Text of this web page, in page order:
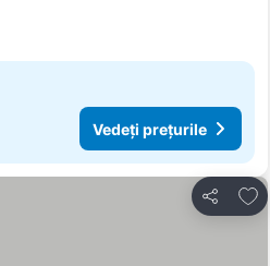
Vedeți prețurile
Distribuiți